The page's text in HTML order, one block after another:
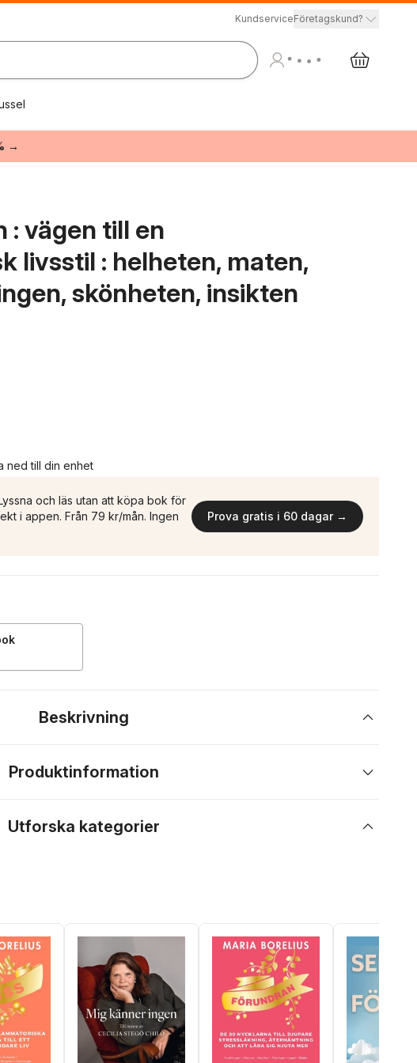
KundserviceFöretagskund?
→
: vägen till en
livsstil : helheten, maten,
skönheten, insikten
ned till din enhet
och läs utan att köpa bok för
i appen. Från 79 kr/mån. Ingen
Prova gratis i 60 dagar →
Beskrivning
Produktinformation
Utforska kategorier